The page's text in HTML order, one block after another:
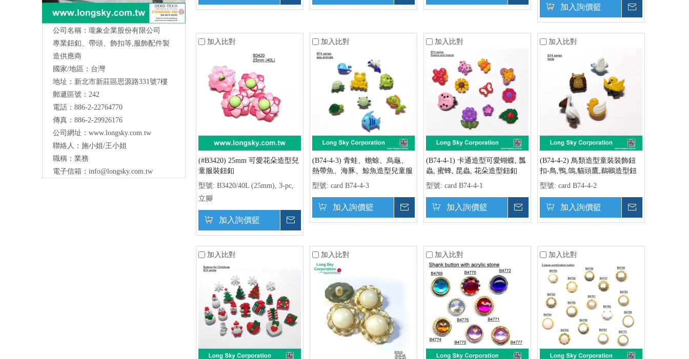
Long Sky- 服裝輔料、鈕扣、扣環、繩扣、
服飾配件製造供應
公司名稱：瓏象企業股份有限公司
專業鈕釦、帶頭、飾扣等,服飾配件製
造供應商
國家/地區：台灣
地址：新北市新莊區思源路331號7樓
郵遞區號：242
電話：886-2-22764770
傳真：886-2-29926176
公司網址： www.longsky.com.tw
聯絡人：施小姐/王小姐
職稱：業務
電子信箱： info@longsky.com.tw
加入詢價籃
加入比對
(#B3420) 25mm 可愛花朵造型兒
童服裝鈕釦
型號: B3420/40L (25mm), 3-pc,
立腳
加入詢價籃 詢價
加入比對
(B74-4-3) 青蛙、蟾蜍、烏龜、
熱帶魚、海豚、鯨魚造型兒童服
裝鈕扣
型號: card B74-4-3
加入詢價籃
加入比對
(B74-4-1) 卡通造型可愛蝴蝶, 瓢
蟲, 蜜蜂, 昆蟲, 花朵造型鈕釦
型號: card B74-4-1
加入詢價籃
加入比對
(B74-4-2) 鳥類造型童裝裝飾鈕
扣-鳥,鴨,鴿,貓頭鷹,鵜鶘造型鈕
扣
型號: card B74-4-2
加入詢價籃
加入比對 加入比對 加入比對 加入比對